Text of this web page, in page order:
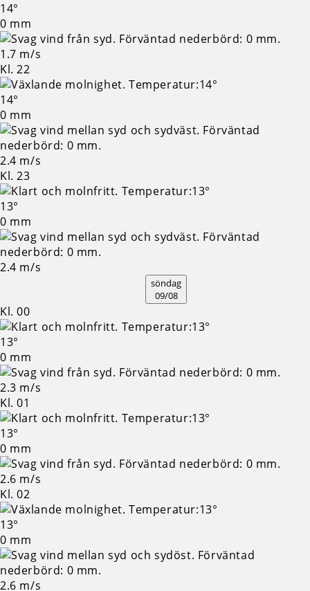
14°
0 mm
1.7 m/s
Kl. 22
14°
0 mm
2.4 m/s
Kl. 23
13°
0 mm
2.4 m/s
söndag
09/08
Kl. 00
13°
0 mm
2.3 m/s
Kl. 01
13°
0 mm
2.6 m/s
Kl. 02
13°
0 mm
2.6 m/s